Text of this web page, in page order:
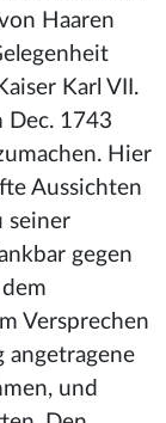
Haaren
Karl VII.
Dec. 1743
Hier
Aussichten
seiner
gegen
Versprechen
angetragene
und